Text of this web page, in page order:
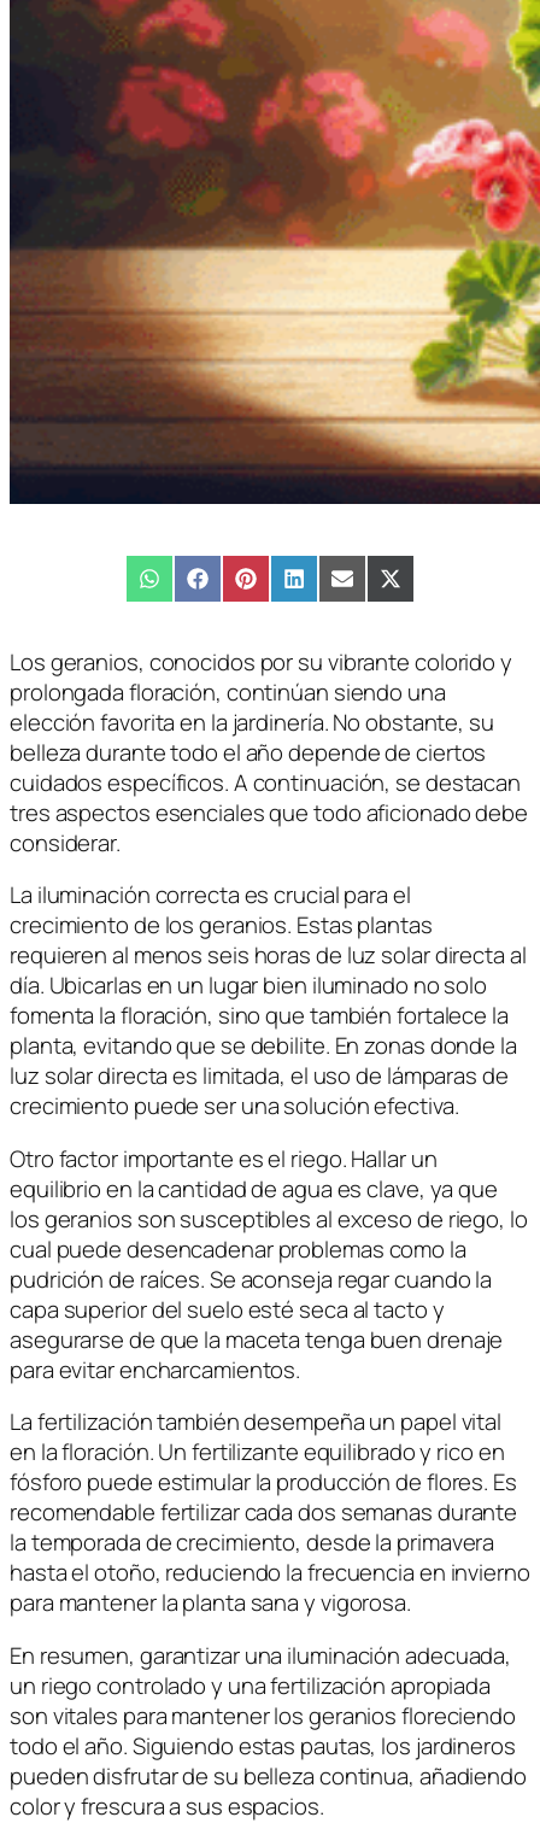
Compartir
en
WhatsAppCompartir
en
FacebookCompartir
en
PinterestCompartir
en
LinkedInCompartir
en
EmailCompartir
en
X
(Twitter)
Los geranios, conocidos por su vibrante colorido y
prolongada floración, continúan siendo una
elección favorita en la jardinería. No obstante, su
belleza durante todo el año depende de ciertos
cuidados específicos. A continuación, se destacan
tres aspectos esenciales que todo aficionado debe
considerar.
La iluminación correcta es crucial para el
crecimiento de los geranios. Estas plantas
requieren al menos seis horas de luz solar directa al
día. Ubicarlas en un lugar bien iluminado no solo
fomenta la floración, sino que también fortalece la
planta, evitando que se debilite. En zonas donde la
luz solar directa es limitada, el uso de lámparas de
crecimiento puede ser una solución efectiva.
Otro factor importante es el riego. Hallar un
equilibrio en la cantidad de agua es clave, ya que
los geranios son susceptibles al exceso de riego, lo
cual puede desencadenar problemas como la
pudrición de raíces. Se aconseja regar cuando la
capa superior del suelo esté seca al tacto y
asegurarse de que la maceta tenga buen drenaje
para evitar encharcamientos.
La fertilización también desempeña un papel vital
en la floración. Un fertilizante equilibrado y rico en
fósforo puede estimular la producción de flores. Es
recomendable fertilizar cada dos semanas durante
la temporada de crecimiento, desde la primavera
hasta el otoño, reduciendo la frecuencia en invierno
para mantener la planta sana y vigorosa.
En resumen, garantizar una iluminación adecuada,
un riego controlado y una fertilización apropiada
son vitales para mantener los geranios floreciendo
todo el año. Siguiendo estas pautas, los jardineros
pueden disfrutar de su belleza continua, añadiendo
color y frescura a sus espacios.